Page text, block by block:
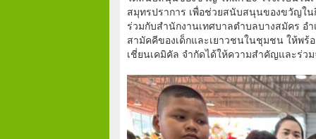
สมุทรปราการ เพื่อช่วยสนับสนุนของขวัญใน
ร่วมกับสำนักงานเทศบาลตำบลบางสมัคร อำ
สามัคคีของเด็กและเยาวชนในชุมชน ให้พร้
เชี่ยนเคมิคัล จำกัดได้ให้ความสำคัญและร่ว